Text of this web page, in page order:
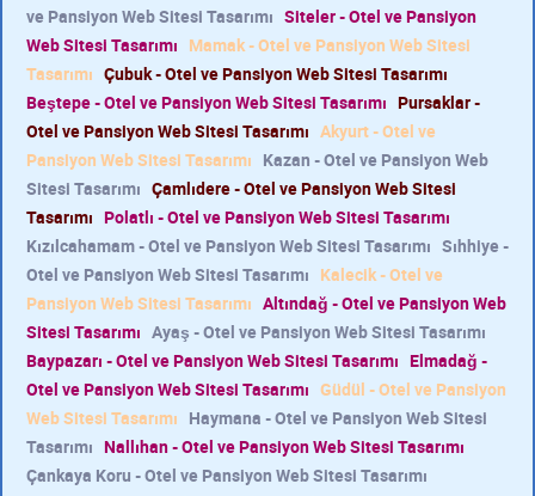
ve Pansiyon Web Sitesi Tasarımı Siteler - Otel ve Pansiyon
Web Sitesi Tasarımı Mamak - Otel ve Pansiyon Web Sitesi
Tasarımı Çubuk - Otel ve Pansiyon Web Sitesi Tasarımı
Beştepe - Otel ve Pansiyon Web Sitesi Tasarımı Pursaklar -
Otel ve Pansiyon Web Sitesi Tasarımı Akyurt - Otel ve
Pansiyon Web Sitesi Tasarımı Kazan - Otel ve Pansiyon Web
Sitesi Tasarımı Çamlıdere - Otel ve Pansiyon Web Sitesi
Tasarımı Polatlı - Otel ve Pansiyon Web Sitesi Tasarımı
Kızılcahamam - Otel ve Pansiyon Web Sitesi Tasarımı Sıhhiye -
Otel ve Pansiyon Web Sitesi Tasarımı Kalecik - Otel ve
Pansiyon Web Sitesi Tasarımı Altındağ - Otel ve Pansiyon Web
Sitesi Tasarımı Ayaş - Otel ve Pansiyon Web Sitesi Tasarımı
Baypazarı - Otel ve Pansiyon Web Sitesi Tasarımı Elmadağ -
Otel ve Pansiyon Web Sitesi Tasarımı Güdül - Otel ve Pansiyon
Web Sitesi Tasarımı Haymana - Otel ve Pansiyon Web Sitesi
Tasarımı Nallıhan - Otel ve Pansiyon Web Sitesi Tasarımı
Çankaya Koru - Otel ve Pansiyon Web Sitesi Tasarımı